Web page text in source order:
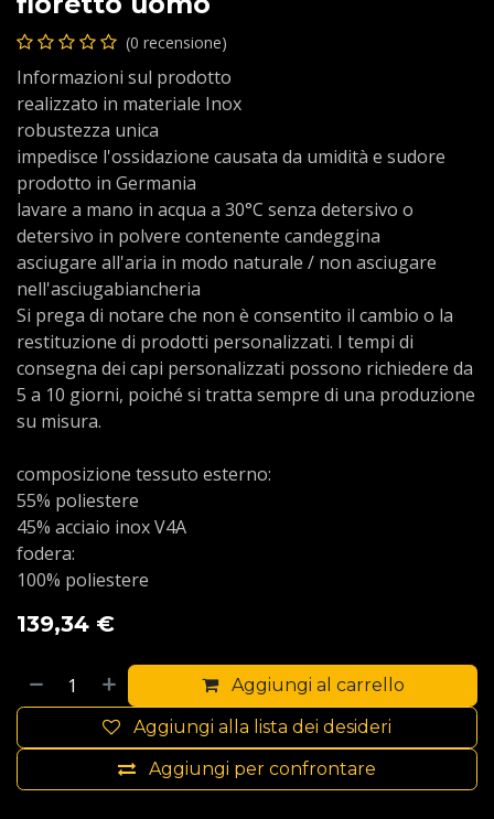
(0 recensione)
Informazioni sul prodotto
realizzato in materiale Inox
robustezza unica
impedisce l'ossidazione causata da umidità e sudore
prodotto in Germania
lavare a mano in acqua a 30°C senza detersivo o
detersivo in polvere contenente candeggina
asciugare all'aria in modo naturale / non asciugare
nell'asciugabiancheria
Si prega di notare che non è consentito il cambio o la
restituzione di prodotti personalizzati. I tempi di
consegna dei capi personalizzati possono richiedere da
5 a 10 giorni, poiché si tratta sempre di una produzione
su misura.
composizione tessuto esterno:
55% poliestere
45% acciaio inox V4A
fodera:
100% poliestere
139,34 €
Aggiungi al carrello
Aggiungi per confrontare
Aggiungi alla lista dei desideri